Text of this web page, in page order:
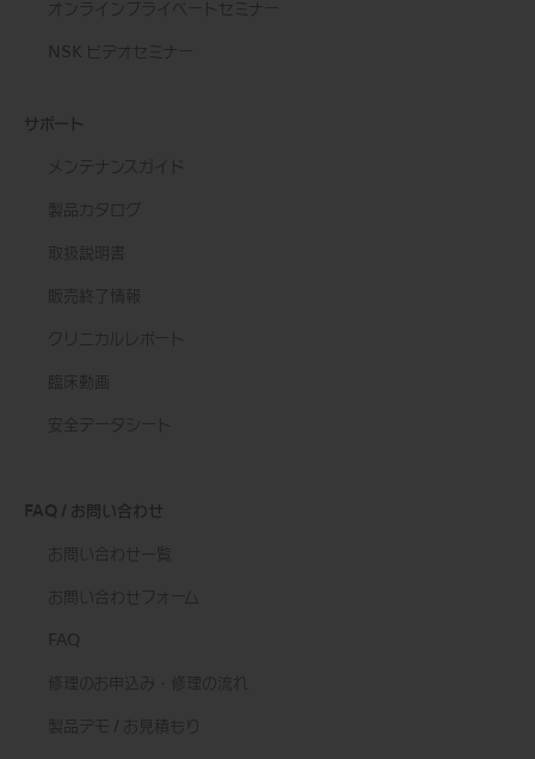
オンラインプライベートセミナー
NSK ビデオセミナー
サポート
メンテナンスガイド
製品カタログ
取扱説明書
販売終了情報
クリニカルレポート
臨床動画
安全データシート
FAQ / お問い合わせ
お問い合わせ一覧
お問い合わせフォーム
FAQ
修理のお申込み・修理の流れ
製品デモ / お見積もり